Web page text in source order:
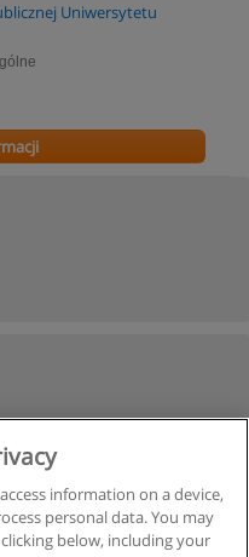
Uniwersytetu
information on a device,
personal data. You may
below, including your